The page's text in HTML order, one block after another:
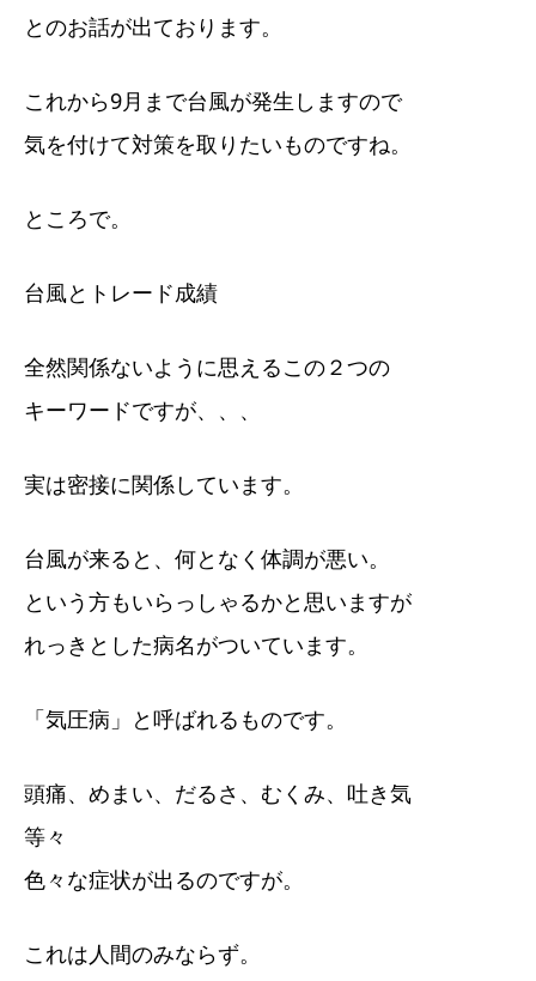
とのお話が出ております。
これから9月まで台風が発生しますので
気を付けて対策を取りたいものですね。
ところで。
台風とトレード成績
全然関係ないように思えるこの２つの
キーワードですが、、、
実は密接に関係しています。
台風が来ると、何となく体調が悪い。
という方もいらっしゃるかと思いますが
れっきとした病名がついています。
「気圧病」と呼ばれるものです。
頭痛、めまい、だるさ、むくみ、吐き気
等々
色々な症状が出るのですが。
これは人間のみならず。